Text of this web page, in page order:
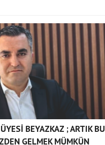
BEYAZKAZ ; ARTIK BU
GELMEK MÜMKÜN